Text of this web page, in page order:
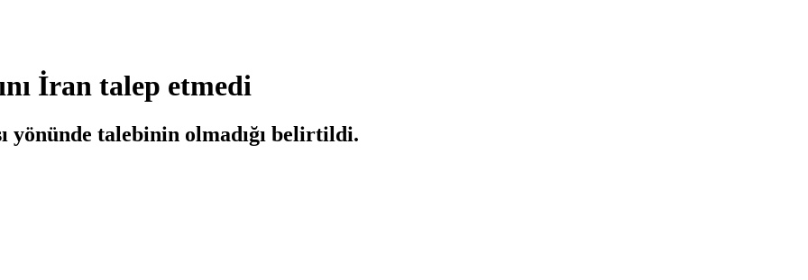
İran talep etmedi
yönünde talebinin olmadığı belirtildi.